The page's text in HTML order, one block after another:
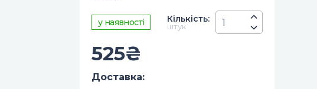
у наявності Кiлькiсть:
штук
525₴
Доставка: